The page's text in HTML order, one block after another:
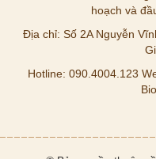
hoạch và
Địa chỉ: Số 2A Nguyễn
Hotline: 090.4004.123